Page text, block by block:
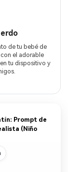
de tu bebé de
con el adorable
tu dispositivo y
Prompt de
(Niño